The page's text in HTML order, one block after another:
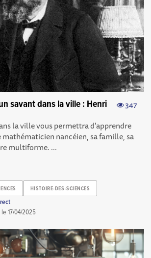
347
savant dans la ville : Henri
la ville vous permettra d'apprendre
nancéien, sa famille, sa
multiforme. ...
HISTOIRE-DES-SCIENCES
le17/04/2025